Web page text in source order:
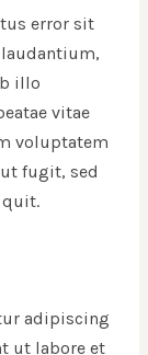
error sit
illo
vitae
voluptatem
fugit, sed
quit.
adipiscing
ut labore et